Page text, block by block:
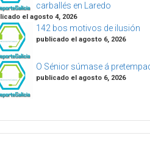
carballés en Laredo
el agosto 4, 2026
142 bos motivos de ilusión
publicado el agosto 6, 2026
O Sénior súmase á
publicado el agosto 6, 2026